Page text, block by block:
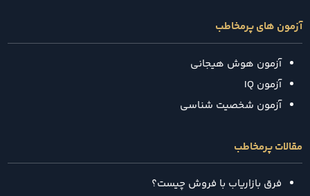
آزمون های پرمخاطب
آزمون هوش هیجانی
آزمون IQ
آزمون شخصیت شناسی
مقالات پرمخاطب
فرق بازاریاب با فروش چیست؟